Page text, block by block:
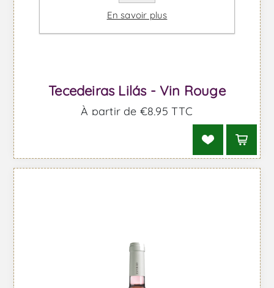
Tecedeiras Lilás - Vin Rouge
À partir de €8,95 TTC
En savoir plus